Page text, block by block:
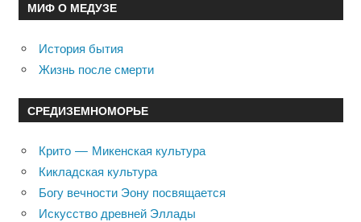
МИФ О МЕДУЗЕ
История бытия
Жизнь после смерти
СРЕДИЗЕМНОМОРЬЕ
Крито — Микенская культура
Кикладская культура
Богу вечности Эону посвящается
Искусство древней Эллады